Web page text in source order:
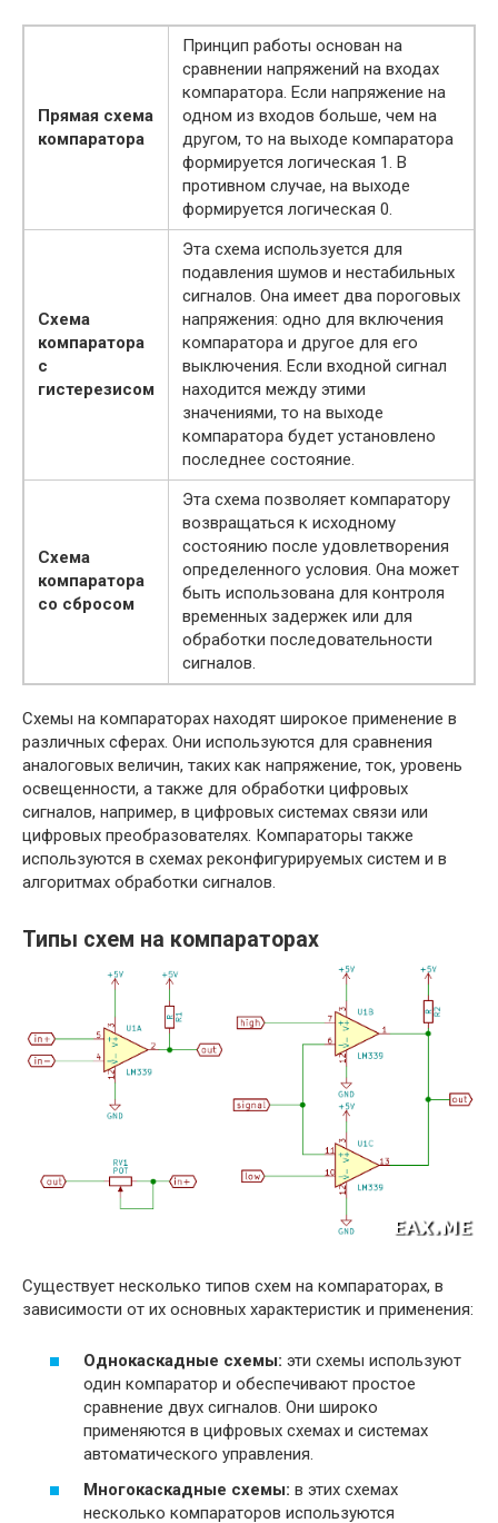
Прямая схема
компаратора
Принцип работы основан на
сравнении напряжений на входах
компаратора. Если напряжение на
одном из входов больше, чем на
другом, то на выходе компаратора
формируется логическая 1. В
противном случае, на выходе
формируется логическая 0.
Схема
компаратора
с
гистерезисом
Эта схема используется для
подавления шумов и нестабильных
сигналов. Она имеет два пороговых
напряжения: одно для включения
компаратора и другое для его
выключения. Если входной сигнал
находится между этими
значениями, то на выходе
компаратора будет установлено
последнее состояние.
Схема
компаратора
со сбросом
Эта схема позволяет компаратору
возвращаться к исходному
состоянию после удовлетворения
определенного условия. Она может
быть использована для контроля
временных задержек или для
обработки последовательности
сигналов.
Схемы на компараторах находят широкое применение в
различных сферах. Они используются для сравнения
аналоговых величин, таких как напряжение, ток, уровень
освещенности, а также для обработки цифровых
сигналов, например, в цифровых системах связи или
цифровых преобразователях. Компараторы также
используются в схемах реконфигурируемых систем и в
алгоритмах обработки сигналов.
Типы схем на компараторах
Существует несколько типов схем на компараторах, в
зависимости от их основных характеристик и применения:
Однокаскадные схемы: эти схемы используют
один компаратор и обеспечивают простое
сравнение двух сигналов. Они широко
применяются в цифровых схемах и системах
автоматического управления.
Многокаскадные схемы: в этих схемах
несколько компараторов используются